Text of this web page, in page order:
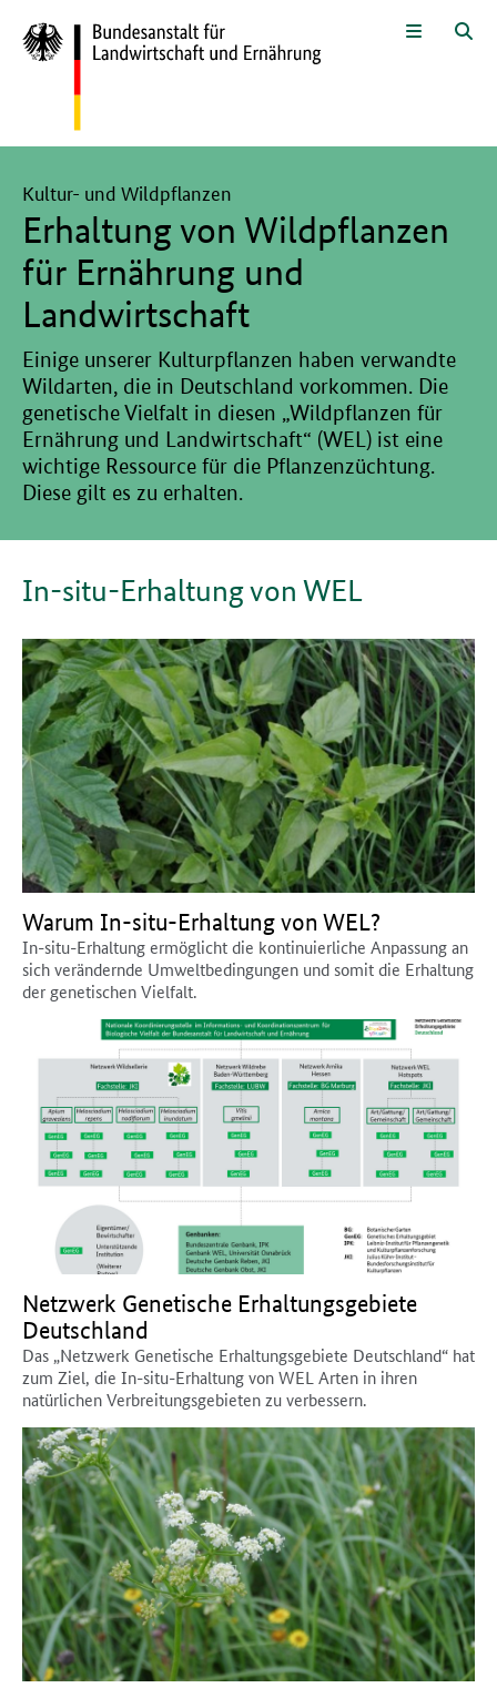
Zur Sprachwahl und Menü
Erhaltung von Wildpflanzen
für Ernährung und
Landwirtschaft
Kultur- und Wildpflanzen
Einige unserer Kulturpflanzen haben verwandte
Wildarten, die in Deutschland vorkommen. Die
genetische Vielfalt in diesen „Wildpflanzen für
Ernährung und Landwirtschaft“ (WEL) ist eine
wichtige Ressource für die Pflanzenzüchtung.
Diese gilt es zu erhalten.
In-situ-Erhaltung von WEL
Warum In-situ-Erhaltung von WEL?
In-situ-Erhaltung ermöglicht die kontinuierliche Anpassung an
sich verändernde Umweltbedingungen und somit die Erhaltung
der genetischen Vielfalt.
Netzwerk Genetische Erhaltungsgebiete
Deutschland
Das „Netzwerk Genetische Erhaltungsgebiete Deutschland“ hat
zum Ziel, die In-situ-Erhaltung von WEL Arten in ihren
natürlichen Verbreitungsgebieten zu verbessern.